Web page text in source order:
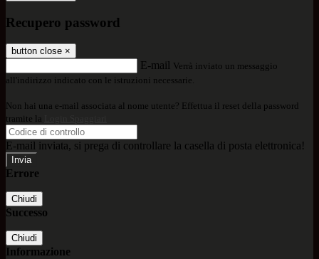
Recupero password
button close ×
E-mail Verrà inviato un messaggio
all'indirizzo indicato con le istruzioni necessarie.
Non hai una e-mail associata al nome utente? Effettua il reset della password
tramite la
E-mail inviata, si prega di controllare la casella di posta elettronica!
Errore
Chiudi
Successo
Chiudi
Informazione